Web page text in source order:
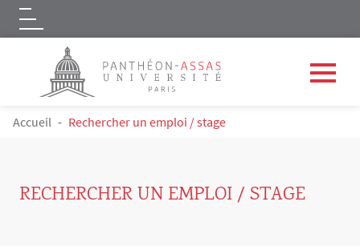
Aller au contenu principal
Logo
FIL D'ARIANE
Accueil Rechercher un emploi / stage
RECHERCHER UN EMPLOI / STAGE